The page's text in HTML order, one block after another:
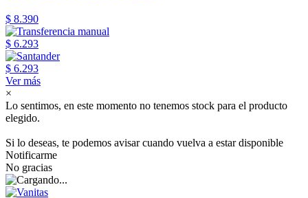
$ 8.390
$ 6.293
$ 6.293
Ver más
×
Lo sentimos, en este momento no tenemos stock para el producto
elegido.
Si lo deseas, te podemos avisar cuando vuelva a estar disponible
Notificarme
No gracias